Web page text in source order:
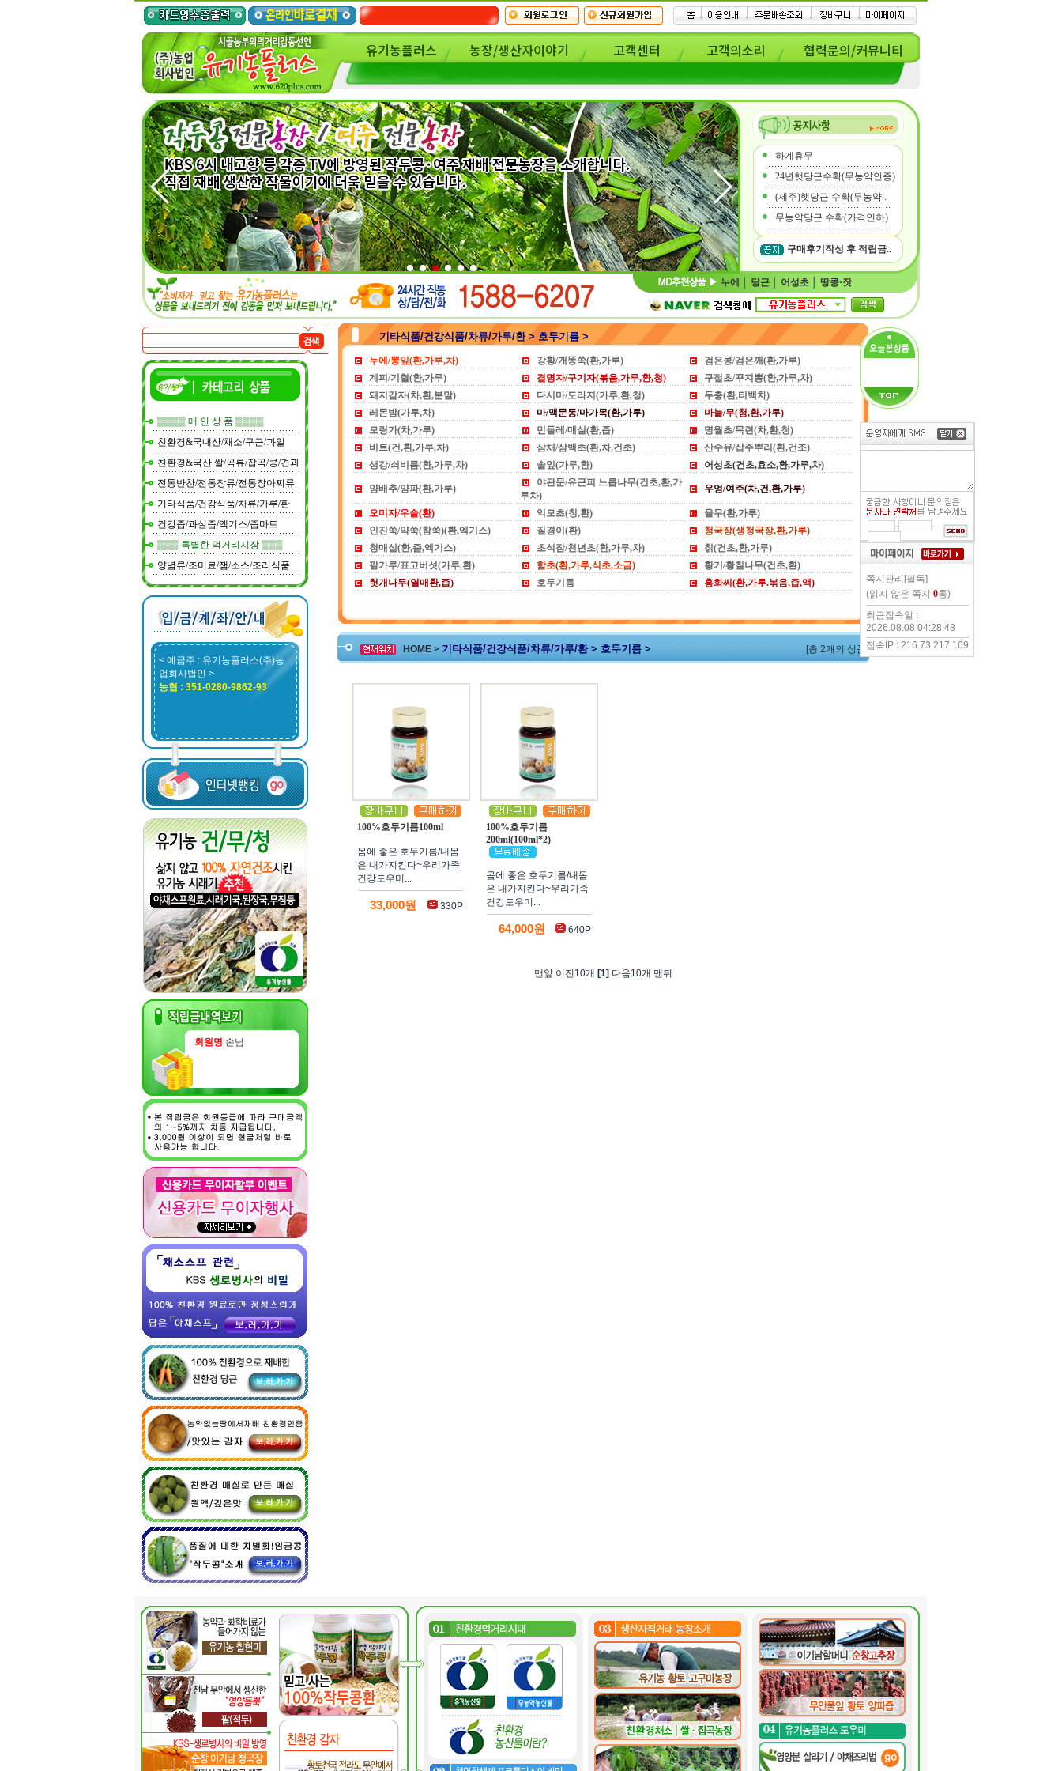
유기농플러스 농장/생산자이야기 고객센터 고객의소리 협력문의/커뮤니티
하계휴무
24년햇당근수확(무농약인증)
(제주)햇당근 수확(무농약..
무농약당근 수확(가격인하)
구매후기작성 후 적립금..
누에 당근 어성초 땅콩·잣
▒▒▒▒ 메 인 상 품 ▒▒▒▒
친환경&국내산/채소/구근/과일
친환경&국산 쌀/곡류/잡곡/콩/견과
전통반찬/전통장류/전통장아찌류
기타식품/건강식품/차류/가루/환
건강즙/과실즙/엑기스/즙마트
▒▒▒ 특별한 먹거리시장 ▒▒▒
양념류/조미료/잼/소스/조리식품
< 예금주 : 유기농플러스(주)농
업회사법인 >
농협 : 351-0280-9862-93
회원명 손님
기타식품/건강식품/차류/가루/환 > 호두기름 >
누에/뽕잎(환,가루,차) 강황/개똥쑥(환,가루)
검은콩/검은깨(환,가루)
계피/기혈(환,가루)
결명자/구기자(볶음,가루,환,청)
구절초/꾸지뽕(환,가루,차)
돼지감자(차,환,분말)
다시마/도라지(가루,환,청)
두충(환,티백차)
레몬밤(가루,차)
마/맥문동/마가목(환,가루)
마늘/무(청,환,가루)
모링가(차,가루)
민들레/매실(환,즙)
명월초/목련(차,환,청)
비트(건,환,가루,차)
삼채/삼백초(환,차,건초)
산수유/삽주뿌리(환,건조)
생강/쇠비름(환,가루,차)
솔잎(가루,환) 어성초(건초,효소,환,가루,차)
양배추/양파(환,가루)
야관문/유근피 느릅나무(건초,환,가
루차)
우엉/여주(차,건,환,가루)
오미자/우슬(환) 익모초(청,환)
율무(환,가루)
인진쑥/약쑥(참쑥)(환,엑기스)
질경이(환)
청국장(생청국장,환,가루)
청매실(환,즙,엑기스)
초석잠/천년초(환,가루,차)
칡(건초,환,가루)
팥가루/표고버섯(가루,환)
함초(환,가루,식초,소금)
황기/황칠나무(건초,환)
헛개나무(열매환,즙)
호두기름 홍화씨(환,가루.볶음,즙,액)
HOME > 기타식품/건강식품/차류/가루/환 > 호두기름 > [총 2개의 상품]
100%호두기름100ml
몸에 좋은 호두기름/내몸
은 내가지킨다~우리가족
건강도우미...
33,000원 330P
100%호두기름
200ml(100ml*2)
몸에 좋은 호두기름/내몸
은 내가지킨다~우리가족
건강도우미...
64,000원 640P
맨앞 이전10개 [1] 다음10개 맨뒤
- -
쪽지관리[필독]
(읽지 않은 쪽지 0통)
최근접속일 :
2026.08.08 04:28:48
접속IP : 216.73.217.169